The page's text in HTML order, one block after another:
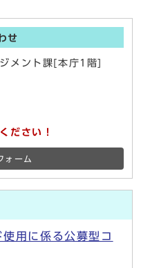
せ
メント課[本庁1階]
ださい！
ォーム
用に係る公募型コ